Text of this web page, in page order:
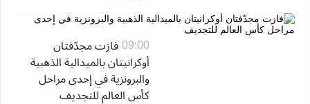
09:00 فازت مجدّفتان
أوكرانيتان بالميدالية الذهبية
والبرونزية في إحدى مراحل
كأس العالم للتجديف